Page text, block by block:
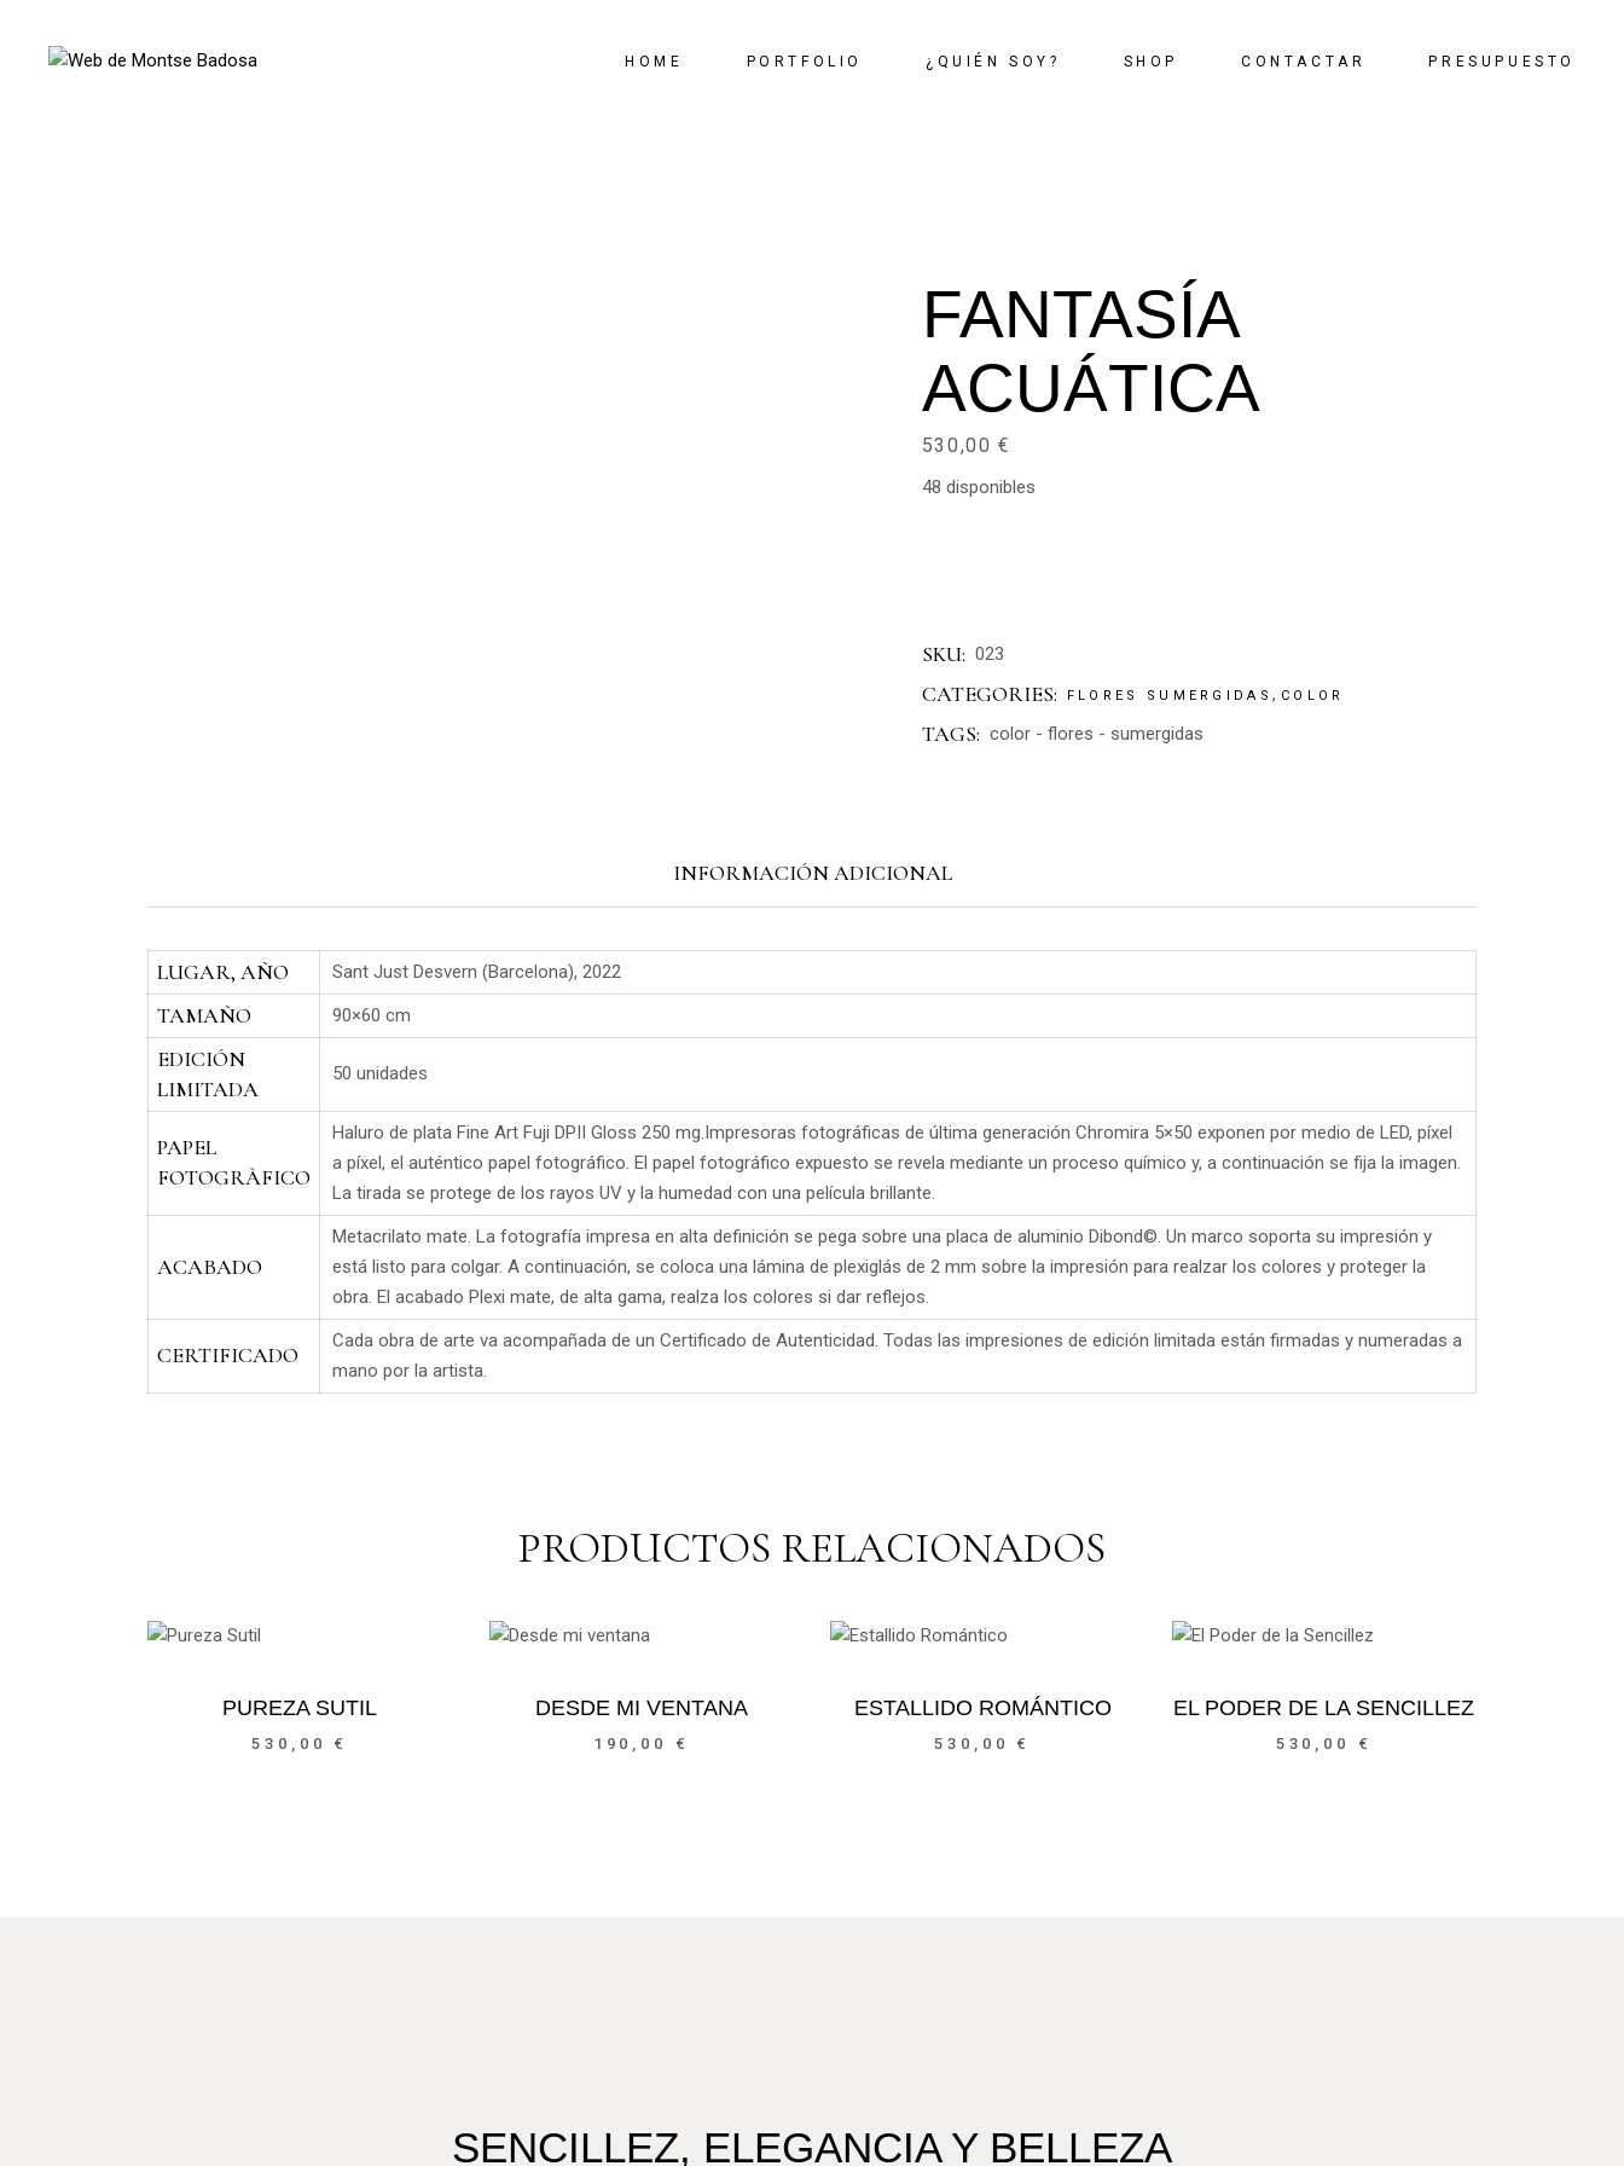
HOME PORTFOLIO ¿QUIÉN SOY? SHOP CONTACTAR PRESUPUESTO
FANTASÍA
ACUÁTICA
530,00€
48 disponibles
SKU: 023
CATEGORIES: FLORES SUMERGIDAS , COLOR
TAGS: color- flores - sumergidas
INFORMACIÓN ADICIONAL
LUGAR, AÑO Sant Just Desvern (Barcelona), 2022
TAMAÑO 90×60 cm
EDICIÓN
LIMITADA
50 unidades
PAPEL
FOTOGRÀFICO
Haluro de plata Fine Art Fuji DPII Gloss 250 mg.Impresoras fotográficas de última generación Chromira 5×50 exponen por medio de LED, píxel
a píxel, el auténtico papel fotográfico. El papel fotográfico expuesto se revela mediante un proceso químico y, a continuación se fija la imagen.
La tirada se protege de los rayos UV y la humedad con una película brillante.
ACABADO
Metacrilato mate. La fotografía impresa en alta definición se pega sobre una placa de aluminio Dibond©. Un marco soporta su impresión y
está listo para colgar. A continuación, se coloca una lámina de plexiglás de 2 mm sobre la impresión para realzar los colores y proteger la
obra. El acabado Plexi mate, de alta gama, realza los colores si dar reflejos.
CERTIFICADO
Cada obra de arte va acompañada de un Certificado de Autenticidad. Todas las impresiones de edición limitada están firmadas y numeradas a
mano por la artista.
PRODUCTOS RELACIONADOS
PUREZA SUTIL
530,00 €
DESDE MI VENTANA
190,00 €
ESTALLIDO ROMÁNTICO
530,00 €
EL PODER DE LA SENCILLEZ
530,00 €
SENCILLEZ, ELEGANCIA Y BELLEZA